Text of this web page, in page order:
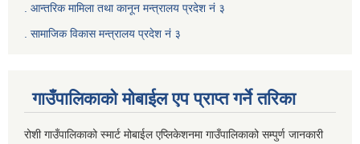
आन्तरिक मामिला तथा कानून मन्त्रालय प्रदेश नं ३
सामाजिक विकास मन्त्रालय प्रदेश नं ३
गाउँपालिकाको मोबाईल एप प्राप्त गर्ने तरिका
रोशी गाउँपालिकाको स्मार्ट मोबाईल एप्लिकेशनमा गाउँपालिकाको सम्पुर्ण जानकारी